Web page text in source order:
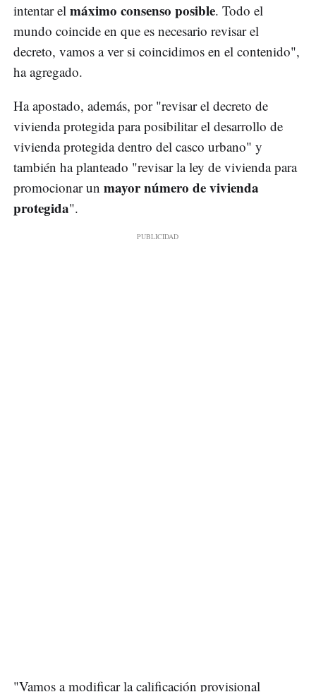
intentar el máximo consenso posible. Todo el
mundo coincide en que es necesario revisar el
decreto, vamos a ver si coincidimos en el contenido",
ha agregado.
Ha apostado, además, por "revisar el decreto de
vivienda protegida para posibilitar el desarrollo de
vivienda protegida dentro del casco urbano" y
también ha planteado "revisar la ley de vivienda para
promocionar un mayor número de vivienda
protegida".
"Vamos a modificar la calificación provisional